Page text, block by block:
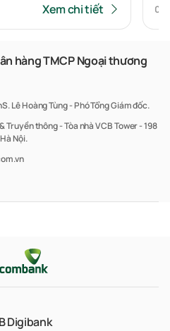
Xem chi tiết
hàng TMCP Ngoại thương
Lê Hoàng Tùng - Phó Tổng Giám đốc.
Truyền thông - Tòa nhà VCB Tower - 198
Nội.
Digibank